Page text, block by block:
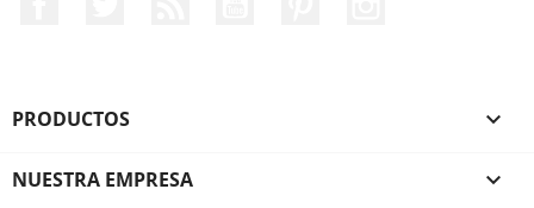
PRODUCTOS 
NUESTRA EMPRESA 